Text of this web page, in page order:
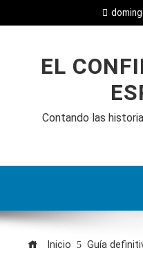
EL
Contando las
Inicio Guía